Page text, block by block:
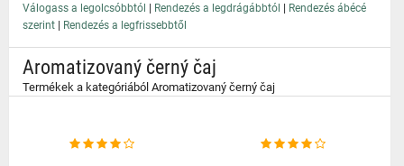
Válogass a legolcsóbbtól | Rendezés a legdrágábbtól | Rendezés ábécé
szerint | Rendezés a legfrissebbtől
Aromatizovaný černý čaj
Termékek a kategóriából Aromatizovaný černý čaj